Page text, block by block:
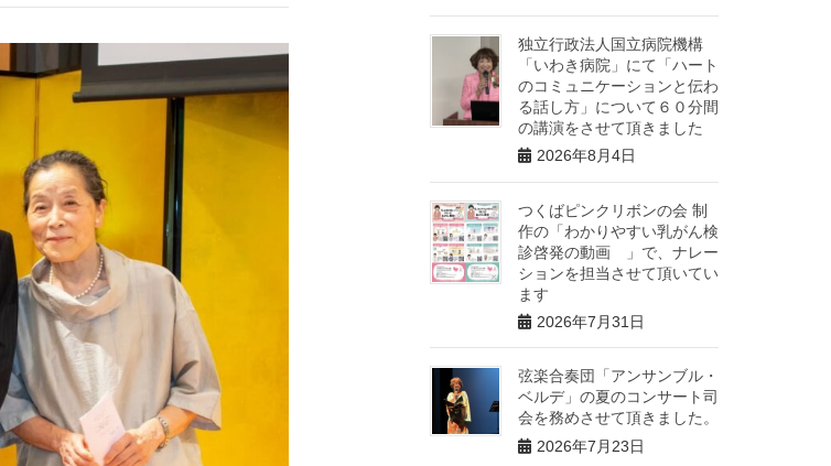
独立行政法人国立病院機構
「いわき病院」にて「ハート
のコミュニケーションと伝わ
る話し方」について６０分間
の講演をさせて頂きました
2026年8月4日
つくばピンクリボンの会 制
作の「わかりやすい乳がん検
診啓発の動画 」で、ナレー
ションを担当させて頂いてい
ます
2026年7月31日
弦楽合奏団「アンサンブル・
ベルデ」の夏のコンサート司
会を務めさせて頂きました。
2026年7月23日